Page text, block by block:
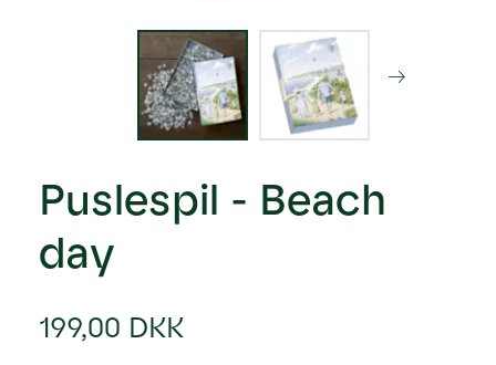
Puslespil - Beach
day
199,00 DKK